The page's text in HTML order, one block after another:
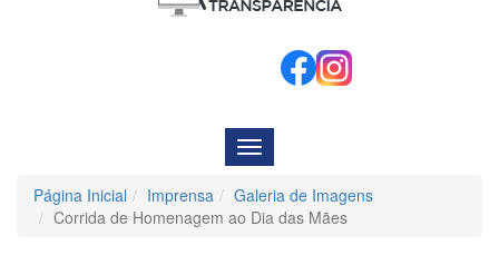
Menu
de
Navegação
Página Inicial Imprensa
Galeria de Imagens
Corrida de Homenagem ao Dia das Mães